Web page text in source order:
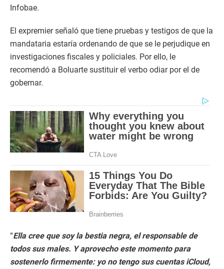
Infobae.
El expremier señaló que tiene pruebas y testigos de que la
mandataria estaría ordenando de que se le perjudique en
investigaciones fiscales y policiales. Por ello, le
recomendó a Boluarte sustituir el verbo odiar por el de
gobernar.
“Ella cree que soy la bestia negra, el responsable de
todos sus males. Y aprovecho este momento para
sostenerlo firmemente: yo no tengo sus cuentas iCloud,